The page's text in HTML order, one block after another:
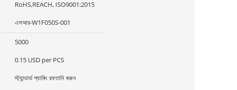
RoHS,REACH, ISO9001:2015
এসআর-W1F050S-001
5000
0.15 USD per PCS
স্ট্যান্ডার্ড প্যাকিং রফতানি করুন